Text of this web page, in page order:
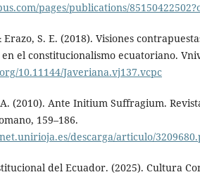
pages/publications/
Erazo, S. E. (2018). Visiones
el constitucionalismo ecuatoriano.
10.11144/Javeriana.vj137.vcpc
(2010). Ante Initium Suffragium.
159–186.
descarga/articulo/
del Ecuador. (2025). Cultura